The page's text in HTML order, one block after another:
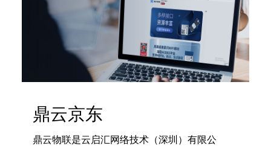
鼎云京东
鼎云物联是云启汇网络技术（深圳）有限公